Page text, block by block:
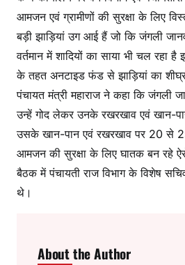
आमजन एवं ग्रामीणों की सुरक्षा के लिए
बड़ी झाड़ियां उग आई हैं जो कि जंगली
वर्तमान में शादियों का साया भी चल रहा
के तहत अनटाइड फंड से झाड़ियां का
पंचायत मंत्री महाराज ने कहा कि जंगली
उन्हें गोद लेकर उनके रखरखाव एवं खान-
उसके खान-पान एवं रखरखाव पर 20 से
आमजन की सुरक्षा के लिए घातक बन रहे ऐसे
बैठक में पंचायती राज विभाग के विशेष
थे।
About the Author